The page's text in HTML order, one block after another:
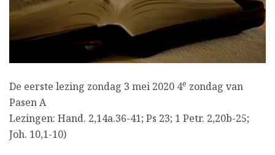
De eerste lezing zondag 3 mei 2020 4e zondag van
Pasen A
Lezingen: Hand. 2,14a.36-41; Ps 23; 1 Petr. 2,20b-25;
Joh. 10,1-10)